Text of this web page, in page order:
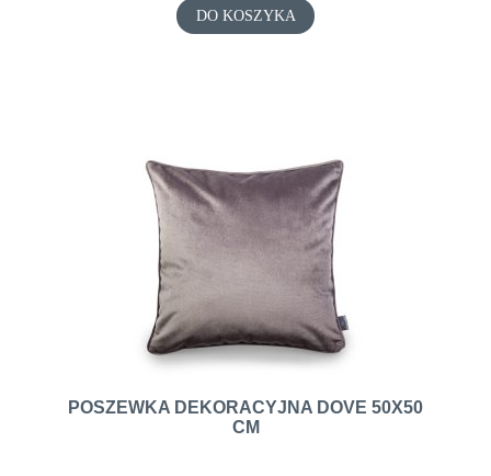
DO KOSZYKA
POSZEWKA DEKORACYJNA DOVE 50X50
CM